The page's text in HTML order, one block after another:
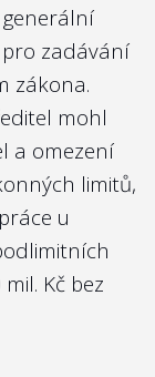
že všichni
firem, pak
alespoň v
cíle
webových
musí být ze
trhu
svým
by
na
v jiných
zadávání
zákona.
mohl
a omezení
limitů,
u
Kč bez